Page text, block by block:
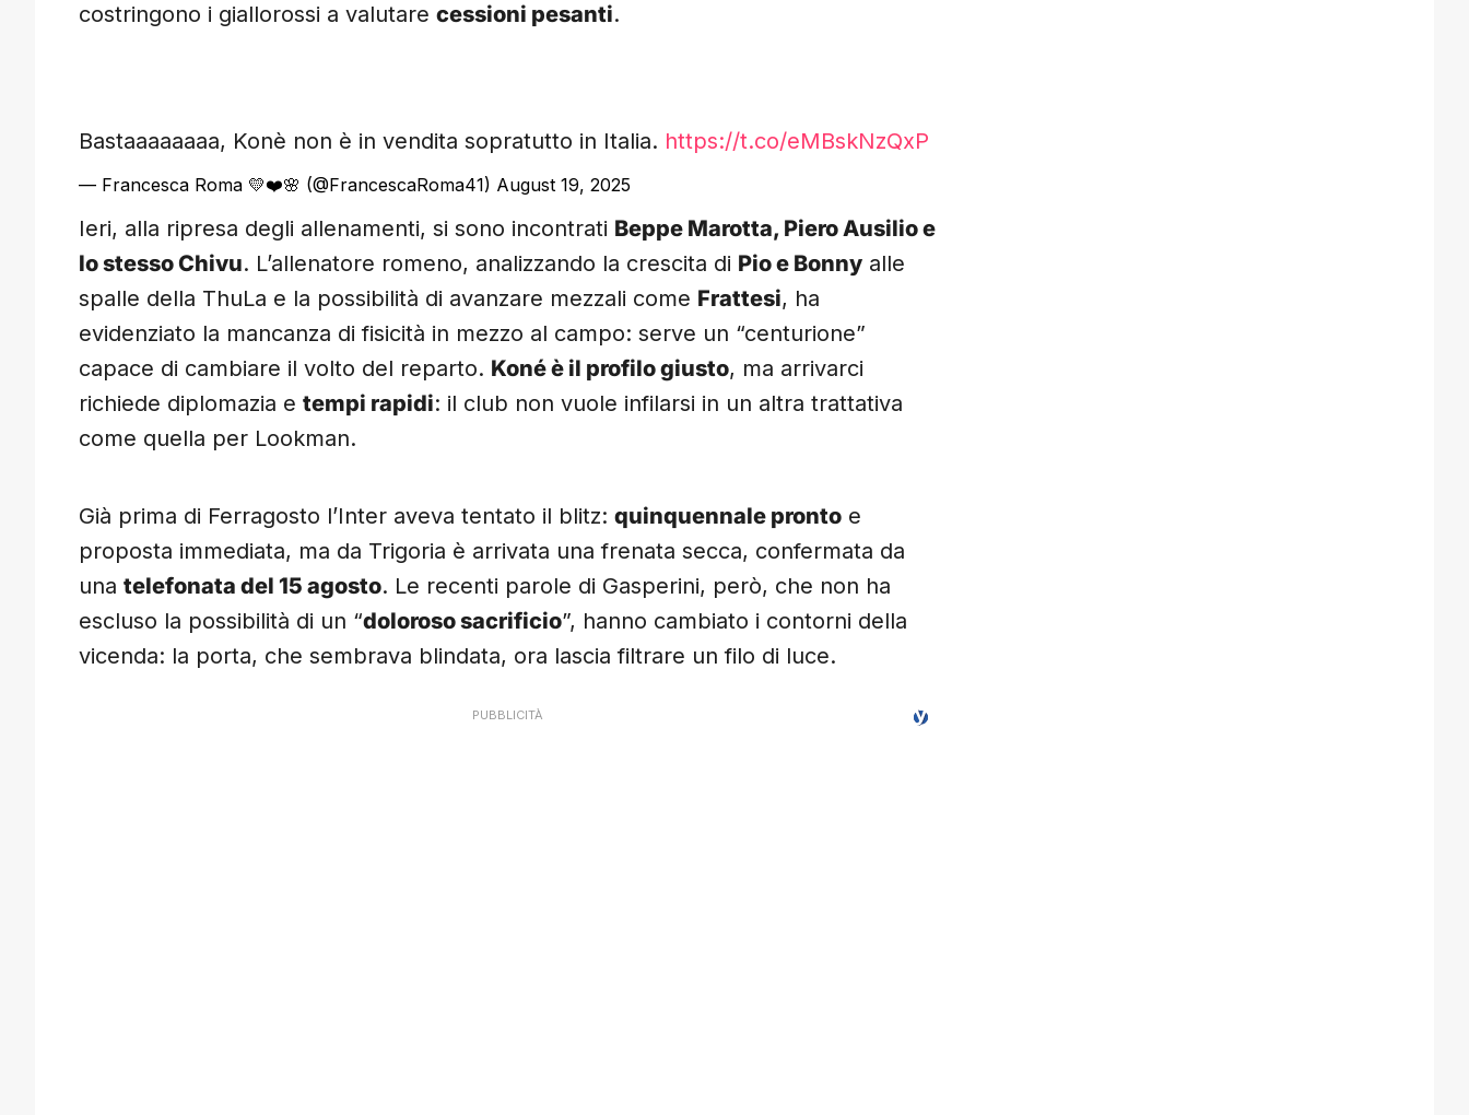
costringono i giallorossi a valutare cessioni pesanti.
Bastaaaaaaaa, Konè non è in vendita sopratutto in Italia. https://t.co/eMBskNzQxP
— Francesca Roma 💛❤️🌸 (@FrancescaRoma41) August 19, 2025
Ieri, alla ripresa degli allenamenti, si sono incontrati Beppe Marotta, Piero Ausilio e
lo stesso Chivu. L’allenatore romeno, analizzando la crescita di Pio e Bonny alle
spalle della ThuLa e la possibilità di avanzare mezzali come Frattesi, ha
evidenziato la mancanza di fisicità in mezzo al campo: serve un “centurione”
capace di cambiare il volto del reparto. Koné è il profilo giusto, ma arrivarci
richiede diplomazia e tempi rapidi: il club non vuole infilarsi in un altra trattativa
come quella per Lookman.
Già prima di Ferragosto l’Inter aveva tentato il blitz: quinquennale pronto e
proposta immediata, ma da Trigoria è arrivata una frenata secca, confermata da
una telefonata del 15 agosto. Le recenti parole di Gasperini, però, che non ha
escluso la possibilità di un “doloroso sacrificio”, hanno cambiato i contorni della
vicenda: la porta, che sembrava blindata, ora lascia filtrare un filo di luce.